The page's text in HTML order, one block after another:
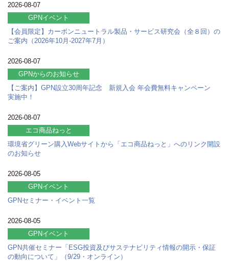
2026-08-07
GPNイベント
【会員限定】カーボンニュートラル製品・サービス研究会（全８回）の
ご案内（2026年10月-2027年7月）
2026-08-07
GPNからのお知らせ
【ご案内】GPN設立30周年記念 新規入会 年会費無料キャンペーン
実施中！
2026-08-07
エコ商品ねっと
環境省グリーン購入Webサイトから「エコ商品ねっと」へのリンク開設
のお知らせ
2026-08-05
GPNイベント
GPNセミナー・イベント一覧
2026-08-05
GPNイベント
GPN共催セミナー「ESG投資及びサステナビリティ情報の開示・保証
の動向について」（9/29・オンライン）